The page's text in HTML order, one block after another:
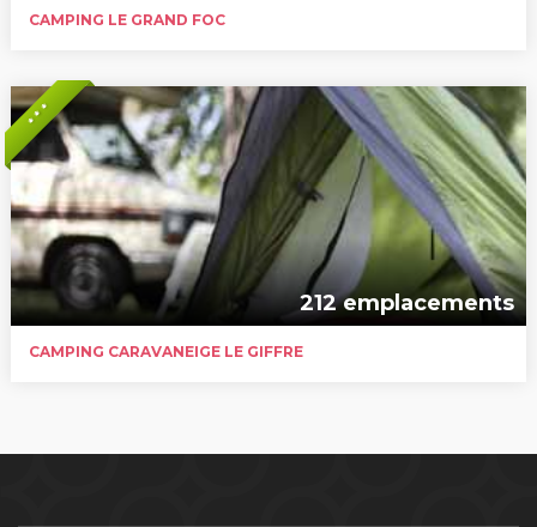
CAMPING LE GRAND FOC
* * *
212 emplacements
CAMPING CARAVANEIGE LE GIFFRE